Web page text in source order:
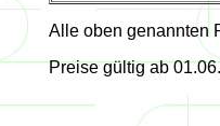
Alle oben genannten
Preise gültig ab